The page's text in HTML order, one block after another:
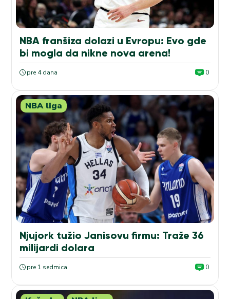
NBA franšiza dolazi u Evropu: Evo gde
bi mogla da nikne nova arena!
pre 4 dana 0
NBA liga
Njujork tužio Janisovu firmu: Traže 36
milijardi dolara
pre 1 sedmica 0